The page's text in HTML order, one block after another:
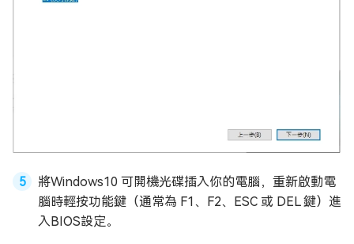
將Windows10 可開機光碟插入你的電腦，重新啟動電
腦時輕按功能鍵（通常為 F1、F2、ESC 或 DEL 鍵）進
入BIOS設定。